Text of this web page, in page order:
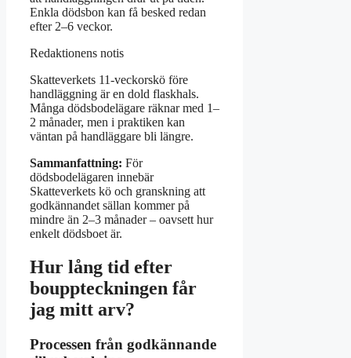
Enkla dödsbon kan få besked redan
efter 2–6 veckor.
Redaktionens notis
Skatteverkets 11-veckorskö före
handläggning är en dold flaskhals.
Många dödsbodelägare räknar med 1–
2 månader, men i praktiken kan
väntan på handläggare bli längre.
Sammanfattning: För
dödsbodelägaren innebär
Skatteverkets kö och granskning att
godkännandet sällan kommer på
mindre än 2–3 månader – oavsett hur
enkelt dödsboet är.
Hur lång tid efter
bouppteckningen får
jag mitt arv?
Processen från godkännande